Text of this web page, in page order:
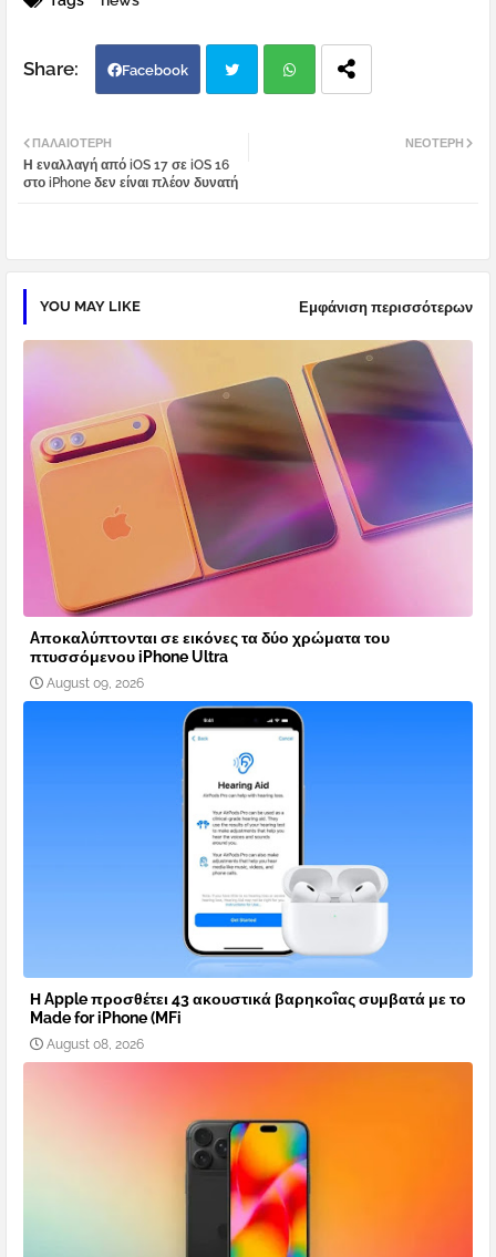
Facebook
tter
ΝΕΌΤΕΡΗ
ΠΑΛΑΙΌΤΕΡΗ
Η εναλλαγή από iOS 17 σε iOS 16
στο iPhone δεν είναι πλέον δυνατή
YOU MAY LIKE Εμφάνιση περισσότερων
Aποκαλύπτονται σε εικόνες τα δύο χρώματα του
πτυσσόμενου iPhone Ultra
August 09, 2026
Η Apple προσθέτει 43 ακουστικά βαρηκοΐας συμβατά με το
Made for iPhone (MFi
August 08, 2026